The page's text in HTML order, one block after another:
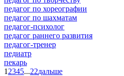
педагог по хореографии
педагог по шахматам
педагог-психолог
педагог раннего развития
педагог-тренер
педиатр
пекарь
1 2345...22дальше